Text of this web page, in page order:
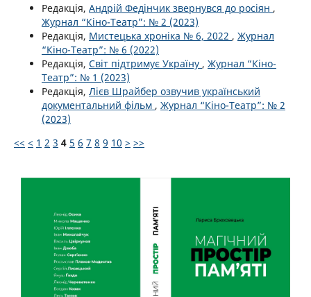
Редакція, Андрій Федінчик звернувся до росіян ,
Журнал “Кіно-Театр”: № 2 (2023)
Редакція, Мистецька хроніка № 6, 2022 , Журнал
“Кіно-Театр”: № 6 (2022)
Редакція, Світ підтримує Україну , Журнал “Кіно-
Театр”: № 1 (2023)
Редакція, Лієв Шрайбер озвучив український
документальний фільм , Журнал “Кіно-Театр”: № 2
(2023)
<< < 1 2 3 4 5 6 7 8 9 10 > >>